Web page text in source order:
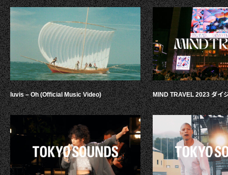
luvis – Oh (Official Music Video) MIND TRAVEL 2023 ダイ